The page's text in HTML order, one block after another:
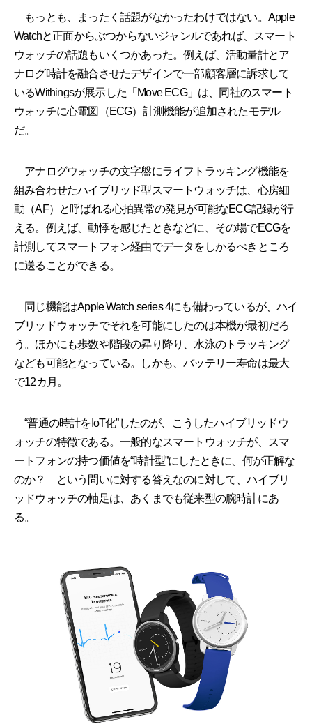
もっとも、まったく話題がなかったわけではない。Apple
Watchと正面からぶつからないジャンルであれば、スマート
ウォッチの話題もいくつかあった。例えば、活動量計とア
ナログ時計を融合させたデザインで一部顧客層に訴求して
いるWithingsが展示した「Move ECG」は、同社のスマート
ウォッチに心電図（ECG）計測機能が追加されたモデル
だ。
アナログウォッチの文字盤にライフトラッキング機能を
組み合わせたハイブリッド型スマートウォッチは、心房細
動（AF）と呼ばれる心拍異常の発見が可能なECG記録が行
える。例えば、動悸を感じたときなどに、その場でECGを
計測してスマートフォン経由でデータをしかるべきところ
に送ることができる。
同じ機能はApple Watch series 4にも備わっているが、ハイ
ブリッドウォッチでそれを可能にしたのは本機が最初だろ
う。ほかにも歩数や階段の昇り降り、水泳のトラッキング
なども可能となっている。しかも、バッテリー寿命は最大
で12カ月。
“普通の時計をIoT化”したのが、こうしたハイブリッドウ
ォッチの特徴である。一般的なスマートウォッチが、スマ
ートフォンの持つ価値を“時計型”にしたときに、何が正解な
のか？ という問いに対する答えなのに対して、ハイブリ
ッドウォッチの軸足は、あくまでも従来型の腕時計にあ
る。